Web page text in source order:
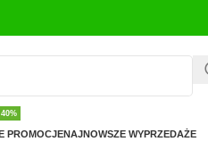
PROMOCJENAJNOWSZE WYPRZEDAŻE